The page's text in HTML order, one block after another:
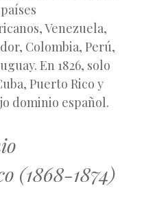
Venezuela,
Colombia, Perú,
En 1826, solo
Puerto Rico y
dominio español.
(1868-1874)